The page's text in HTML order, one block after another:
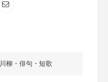
川柳・俳句・短歌